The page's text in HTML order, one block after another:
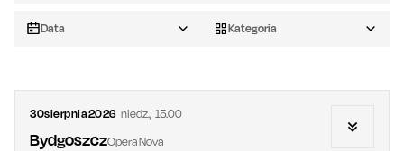
Data Kategoria
30sierpnia2026 niedz., 15.00
BydgoszczOpera Nova